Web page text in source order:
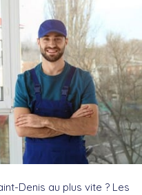
Denis au plus vite ? Les